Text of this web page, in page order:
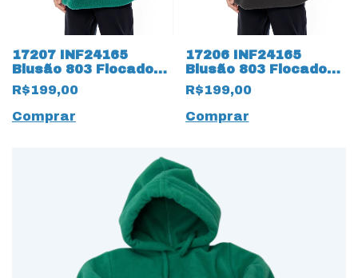
17207 INF24165
Blusão 803 Flocado
17207 Verde
R$199,00
Comprar
17206 INF24165
Blusão 803 Flocado
17206 Preto
R$199,00
Comprar